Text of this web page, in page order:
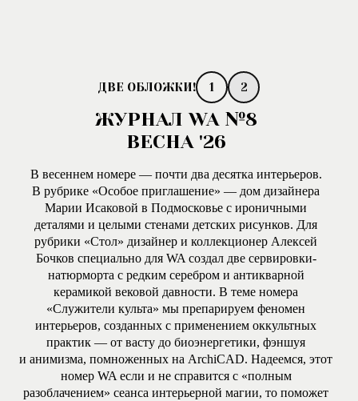
1 2
ЖУРНАЛ WA №8
ВЕСНА '26
В весеннем номере — почти два десятка интерьеров.
В рубрике «Особое приглашение» — дом дизайнера
Марии Исаковой в Подмосковье с ироничными
деталями и целыми стенами детских рисунков. Для
рубрики «Стол» дизайнер и коллекционер Алексей
Бочков специально для WA создал две сервировки-
натюрморта с редким серебром и антикварной
керамикой вековой давности. В теме номера
«Служители культа» мы препарируем феномен
интерьеров, созданных с применением оккультных
практик — от васту до биоэнергетики, фэншуя
и анимизма, помноженных на ArchiCAD. Надеемся, этот
номер WA если и не справится с «полным
разоблачением» сеанса интерьерной магии, то поможет